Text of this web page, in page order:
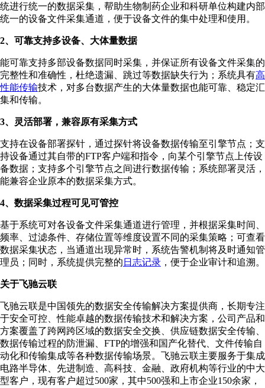
统进⾏统⼀的数据采集，帮助生物制药企业和科研单位构建内部
统⼀的设备文件采集通道，便于设备文件的集中处理和使⽤。
2、可靠⽀持多设备、⼤体量数据
能可靠⽀持多部设备数据同时采集，并保证所有设备文件采集的
完整性和准确性，杜绝遗漏、跳过等数据缺失⾏为；系统具有⾼
性能传输技术，对多台数据产⽣的⼤体量数据也能可靠、稳定汇
集和传输。
3、灵活部署，兼容原有采集⽅式
⽀持在设备部署探针，通过探针将设备数据传输⾄引擎节点；⽀
持设备通过其⾃带的FTP客户端和指令，向某个引擎节点上传设
备数据；⽀持多个引擎节点之间进⾏数据传输；系统部署灵活，
能兼容企业原本的数据采集⽅式。
4、数据采集过程可⻅可管控
基于系统可对各设备文件采集通道进⾏管理，并根据采集时间、
频率、过滤条件、存储位置等维度设置不同的采集策略；可查看
数据采集状态，当通道出现异常时，系统告警机制将及时通知管
理员；同时，系统提供完整的 ⽇志记录 ，便于企业审计和追溯。
关于飞驰云联
飞驰云联是中国领先的数据安全传输解决方案提供商，长期专注
于安全可控、性能卓越的数据传输技术和解决方案，公司产品和
方案覆盖了跨网跨区域的数据安全交换、供应链数据安全传输、
数据传输过程的防泄漏、FTP的增强和国产化替代、文件传输自
动化和传输集成等各种数据传输场景。飞驰云联主要服务于集成
电路半导体、先进制造、高科技、金融、政府机构等行业的中大
型客户，现有客户超过500家，其中500强和上市企业150余家，